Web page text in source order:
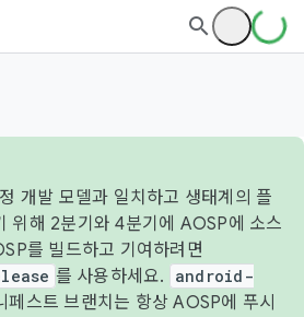
개발 모델과 일치하고 생태계의 플
위해 2분기와 4분기에 AOSP에 소스
를 빌드하고 기여하려면
를 사용하세요.
android-
페스트 브랜치는 항상 AOSP에 푸시